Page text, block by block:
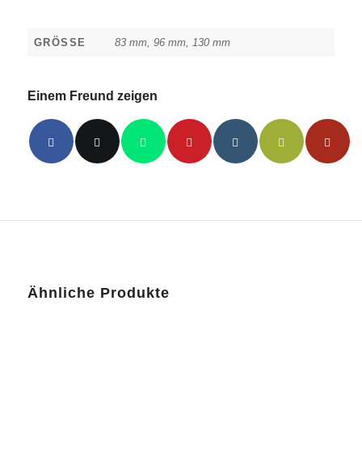
GRÖSSE 83 mm, 96 mm, 130 mm
Einem Freund zeigen
Ähnliche Produkte